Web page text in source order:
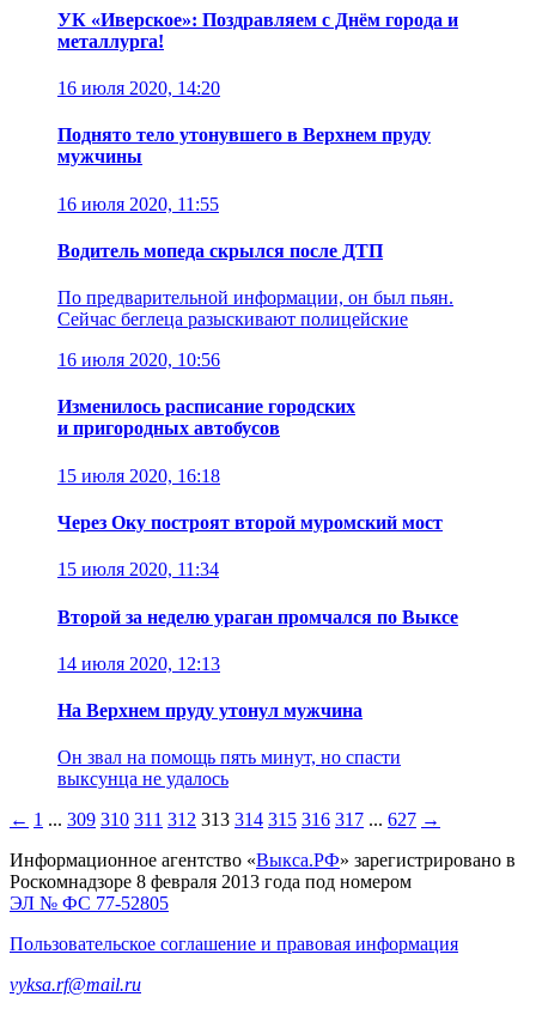
УК «Иверское»: Поздравляем с Днём города и
металлурга!
16 июля 2020, 14:20
Поднято тело утонувшего в Верхнем пруду
мужчины
16 июля 2020, 11:55
Водитель мопеда скрылся после ДТП
По предварительной информации, он был пьян.
Сейчас беглеца разыскивают полицейские
16 июля 2020, 10:56
Изменилось расписание городских
и пригородных автобусов
15 июля 2020, 16:18
Через Оку построят второй муромский мост
15 июля 2020, 11:34
Второй за неделю ураган промчался по Выксе
14 июля 2020, 12:13
На Верхнем пруду утонул мужчина
Он звал на помощь пять минут, но спасти
выксунца не удалось
← 1 ... 309 310 311 312 313 314 315 316 317 ... 627 →
Информационное агентство «Выкса.РФ» зарегистрировано в
Роскомнадзоре 8 февраля 2013 года под номером
ЭЛ № ФС 77-52805
Пользовательское соглашение и правовая информация
vyksa.rf@mail.ru